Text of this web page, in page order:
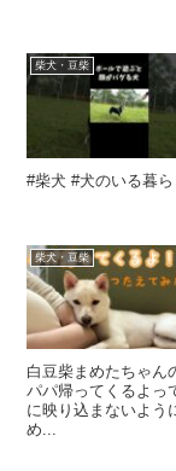
柴犬・豆柴
#柴犬 #犬のいる暮ら
柴犬・豆柴
白豆柴まめたちゃん
パパ帰ってくるよ
に映り込まないよう
め...